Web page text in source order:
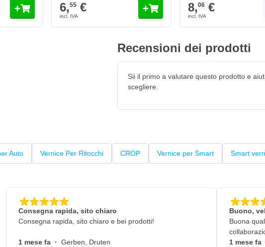
6,55 € 8,06€
Recensioni dei prodotti
Sii il primo a valutare questo prodotto e
scegliere.
Auto Vernice Per Ritocchi CROP Vernice per Smart Smart
Consegna rapida, sito chiaro
Consegna rapida, sito chiaro e bei prodotti!
1 mese fa · Gerben, Druten
Buono,
Buona
1 mese fa